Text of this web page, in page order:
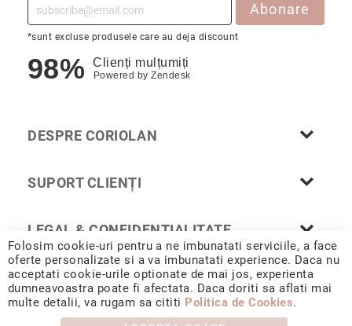
Abonare
*sunt excluse produsele care au deja discount
98% Clienți mulțumiți
Powered byZendesk
DESPRE CORIOLAN
SUPORT CLIENȚI
LEGAL & CONFIDENȚIALITATE
© 2026 CORIOLAN AUR SMARALD S.R.L. Sediu social: Calea
Chișinăului 35, Iași, 700178, România / CUI RO4488347 / Reg.
Com. J1993002132228
Folosim cookie-uri pentru a ne imbunatati serviciile, a face
oferte personalizate si a va imbunatati experience. Daca nu
acceptati cookie-urile optionate de mai jos, experienta
dumneavoastra poate fi afectata. Daca doriti sa aflati mai
multe detalii, va rugam sa cititi Politica de Cookies.